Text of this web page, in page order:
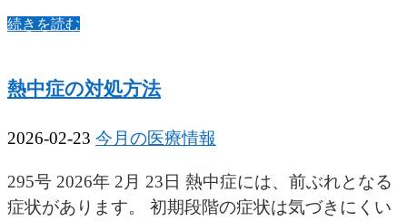
続きを読む
熱中症の対処方法
2026-02-23 今月の医療情報
295号 2026年 2月 23日 熱中症には、前ぶれとなる
症状があります。 初期段階の症状は気づきにくい